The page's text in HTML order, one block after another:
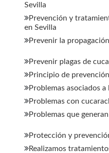
Sevilla
Prevención y
en Sevilla
Prevenir la
Prevenir plagas de
Principio de
Problemas asociados a
Problemas con
Problemas que
Protección y
Realizamos